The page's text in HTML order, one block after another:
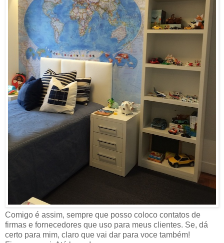
Comigo é assim, sempre que posso coloco contatos de
firmas e fornecedores que uso para meus clientes. Se, dá
certo para mim, claro que vai dar para voce também!